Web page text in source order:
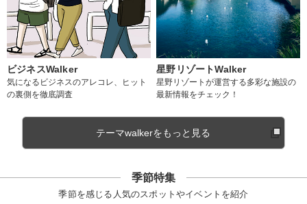
ビジネスWalker
気になるビジネスのアレコレ、ヒット
の裏側を徹底調査
星野リゾートWalker
星野リゾートが運営する多彩な施設の
最新情報をチェック！
テーマwalkerをもっと見る
季節特集
季節を感じる人気のスポットやイベントを紹介